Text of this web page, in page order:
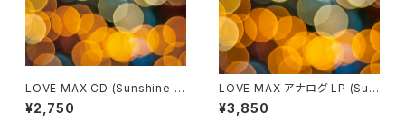
LOVE MAX CD (Sunshine R
ecords / SUNCD-008)
¥2,750
LOVE MAX アナログ LP (Sun
shine Records / SUNLP-00
7)
¥3,850